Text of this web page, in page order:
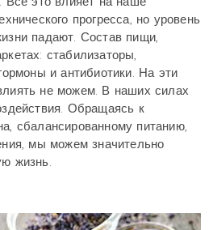
прогресса, но уровень
падают. Состав пищи,
стабилизаторы,
и антибиотики. На эти
не можем. В наших силах
Обращаясь к
сбалансированному питанию,
мы можем значительно
жизнь.